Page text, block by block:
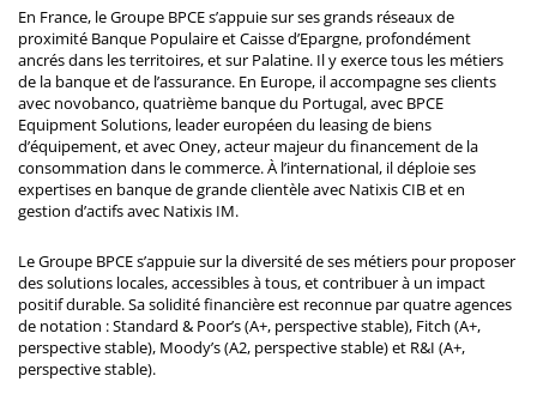
En France, le Groupe BPCE s’appuie sur ses grands réseaux de
proximité Banque Populaire et Caisse d’Epargne, profondément
ancrés dans les territoires, et sur Palatine. Il y exerce tous les métiers
de la banque et de l’assurance. En Europe, il accompagne ses clients
avec novobanco, quatrième banque du Portugal, avec BPCE
Equipment Solutions, leader européen du leasing de biens
d’équipement, et avec Oney, acteur majeur du financement de la
consommation dans le commerce. À l’international, il déploie ses
expertises en banque de grande clientèle avec Natixis CIB et en
gestion d’actifs avec Natixis IM.
Le Groupe BPCE s’appuie sur la diversité de ses métiers pour proposer
des solutions locales, accessibles à tous, et contribuer à un impact
positif durable. Sa solidité financière est reconnue par quatre agences
de notation : Standard & Poor’s (A+, perspective stable), Fitch (A+,
perspective stable), Moody’s (A2, perspective stable) et R&I (A+,
perspective stable).